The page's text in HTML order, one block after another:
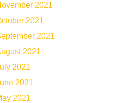
2021
2021
2021
2021
2021
2021
2021